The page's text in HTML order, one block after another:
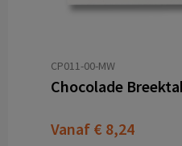
CP011-00-MW
Chocolade
Vanaf € 8,24